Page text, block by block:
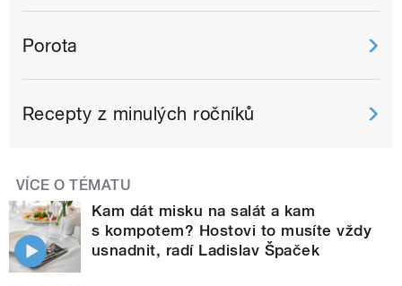
Porota
Recepty z minulých ročníků
VÍCE O TÉMATU
Kam dát misku na salát a kam
s kompotem? Hostovi to musíte vždy
usnadnit, radí Ladislav Špaček